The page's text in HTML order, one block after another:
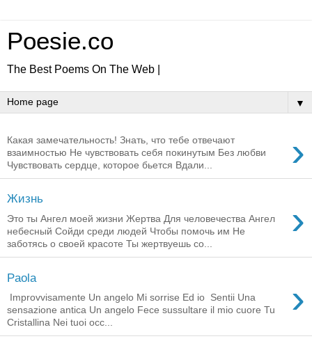
Poesie.co
The Best Poems On The Web |
▼
›
Какая замечательность! Знать, что тебе отвечают
взаимностью Не чувствовать себя покинутым Без любви
Чувствовать сердце, которое бьется Вдали...
Жизнь ›
Это ты Ангел моей жизни Жертва Для человечества Ангел
небесный Сойди среди людей Чтобы помочь им Не
заботясь о своей красоте Ты жертвуешь со...
Paola ›
Improvvisamente Un angelo Mi sorrise Ed io Sentii Una
sensazione antica Un angelo Fece sussultare il mio cuore Tu
Cristallina Nei tuoi occ...